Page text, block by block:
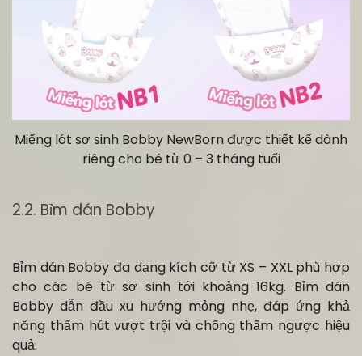
Miếng lót sơ sinh Bobby NewBorn được thiết kế dành
riêng cho bé từ 0 – 3 tháng tuổi
2.2. Bỉm dán Bobby
Bỉm dán Bobby đa dạng kích cỡ từ XS – XXL phù hợp
cho các bé từ sơ sinh tới khoảng 16kg. Bỉm dán
Bobby dẫn đầu xu hướng mỏng nhẹ, đáp ứng khả
năng thấm hút vượt trội và chống thấm ngược hiệu
quả: